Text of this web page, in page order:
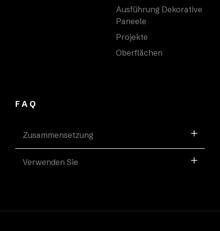
Ausführung Dekorative
Paneele
Projekte
Oberflächen
FAQ
Zusammensetzung
Verwenden Sie